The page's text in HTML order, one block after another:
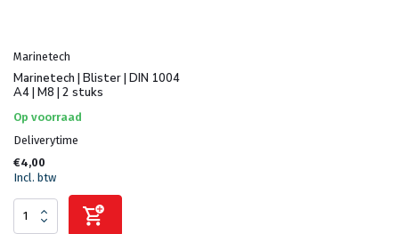
Marinetech
Marinetech | Blister | DIN 1004
A4 | M8 | 2 stuks
Op voorraad
Deliverytime
€4,00
Incl. btw